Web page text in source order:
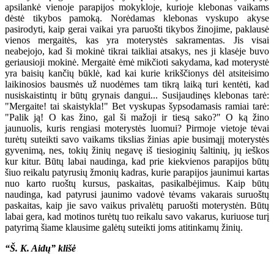
apsilankė vienoje parapijos mokykloje, kurioje klebonas vaikams
dėstė tikybos pamoką. Norėdamas klebonas vyskupo akyse
pasirodyti, kaip gerai vaikai yra paruošti tikybos žinojime, paklausė
vienos mergaitės, kas yra moterystės sakramentas. Jis visai
neabejojo, kad ši mokinė tikrai taikliai atsakys, nes ji klasėje buvo
geriausioji mokinė. Mergaitė ėmė mikčioti sakydama, kad moterystė
yra baisių kančių būklė, kad kai kurie krikščionys dėl atsiteisimo
laikinosios bausmės už nuodėmes tam tikrą laiką turi kentėti, kad
nusiskaistintų ir būtų grynais dangui... Susijaudinęs klebonas tarė:
"Mergaite! tai skaistykla!" Bet vyskupas šypsodamasis ramiai tarė:
"Palik ją! O kas žino, gal ši mažoji ir tiesą sako?" O ką žino
jaunuolis, kuris rengiasi moterystės luomui? Pirmoje vietoje tėvai
turėtų suteikti savo vaikams tikslias žinias apie busimąjį moterystės
gyvenimą, nes, tokių žinių negavę iš tiesioginių šaltinių, jų ieškos
kur kitur. Būtų labai naudinga, kad prie kiekvienos parapijos būtų
šiuo reikalu patyrusių žmonių kadras, kurie parapijos jaunimui kartas
nuo karto ruoštų kursus, paskaitas, pasikalbėjimus. Kaip būtų
naudinga, kad patyrusi jaunimo vadovė tėvams vakarais suruoštų
paskaitas, kaip jie savo vaikus privalėtų paruošti moterystėn. Būtų
labai gera, kad motinos turėtų tuo reikalu savo vakarus, kuriuose turį
patyrimą šiame klausime galėtų suteikti joms atitinkamų žinių.
“Š. K. Aidų” klišė